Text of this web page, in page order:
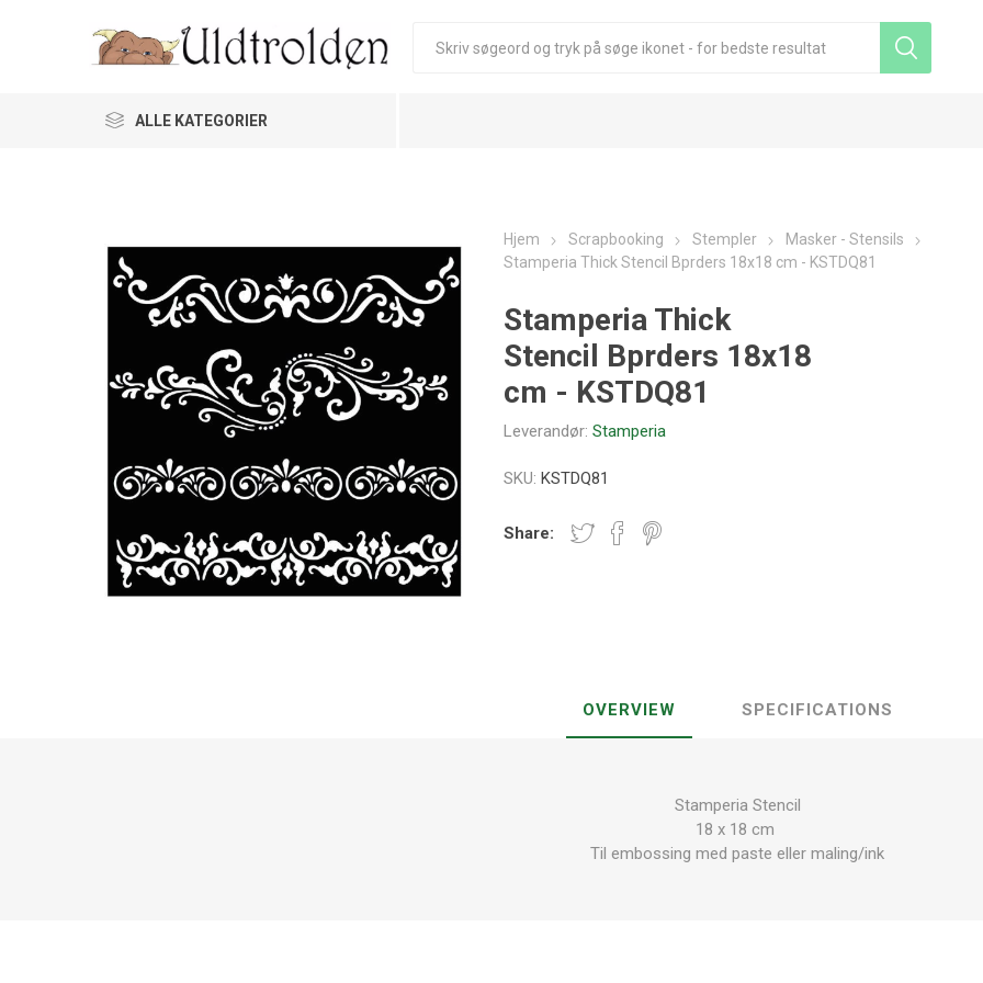
ALLE KATEGORIER
Hjem Scrapbooking Stempler
Masker - Stensils
Stamperia Thick Stencil Bprders 18x18 cm - KSTDQ81
Stamperia Thick
Stencil Bprders 18x18
cm - KSTDQ81
Leverandør: Stamperia
SKU: KSTDQ81
Share:
OVERVIEW SPECIFICATIONS
Stamperia Stencil
18 x 18 cm
Til embossing med paste eller maling/ink